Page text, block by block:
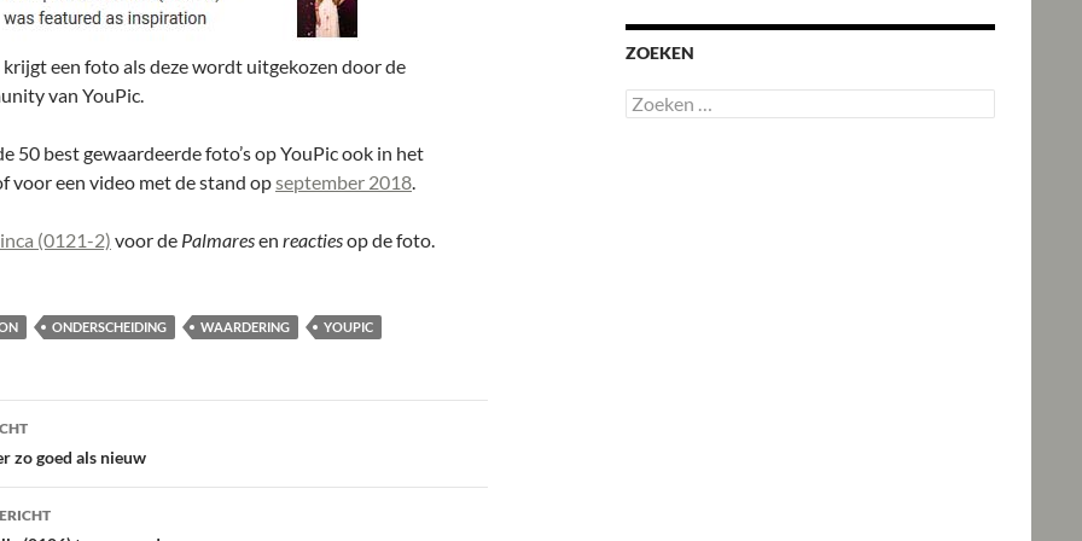
een foto als deze wordt uitgekozen door de
van YouPic.
50 best gewaardeerde foto’s op YouPic ook in het
voor een video met de stand opseptember 2018
(0121-2) voor de Palmaresen reactiesop de foto.
ONDERSCHEIDING WAARDERING YOUPIC
zo goed als nieuw
ZOEKEN
Zoeken
naar: